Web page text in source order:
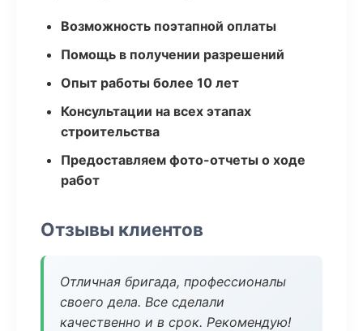
Возможность поэтапной оплаты
Помощь в получении разрешений
Опыт работы более 10 лет
Консультации на всех этапах
строительства
Предоставляем фото-отчеты о ходе
работ
Отзывы клиентов
Отличная бригада, профессионалы
своего дела. Все сделали
качественно и в срок. Рекомендую!